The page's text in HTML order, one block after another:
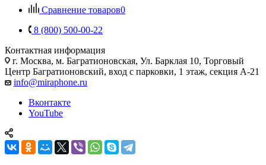
Сравнение товаров0
8 (800) 500-00-22
Контактная информация
г. Москва, м. Багратионовская, Ул. Барклая 10, Торговый
Центр Багратионовский, вход с парковки, 1 этаж, секция А-21
info@miraphone.ru
Вконтакте
YouTube